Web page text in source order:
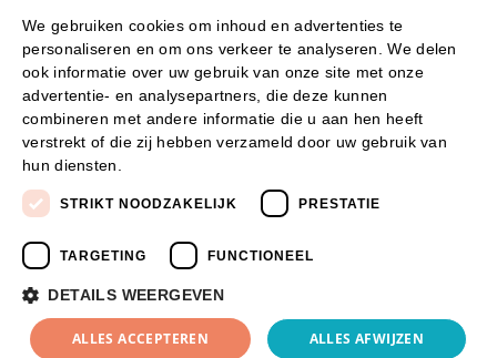
steunpunt@sam-limburg.nl
0475-399281
© 2026 SamLimburg |
Maatwerk website door Privacyverklaring Disclaimer Cookies
We gebruiken cookies om inhoud en advertenties te
personaliseren en om ons verkeer te analyseren. We delen
ook informatie over uw gebruik van onze site met onze
advertentie- en analysepartners, die deze kunnen
combineren met andere informatie die u aan hen heeft
verstrekt of die zij hebben verzameld door uw gebruik van
hun diensten.
STRIKT NOODZAKELIJK PRESTATIE
TARGETING FUNCTIONEEL
DETAILS WEERGEVEN
ALLES ACCEPTEREN ALLES AFWIJZEN